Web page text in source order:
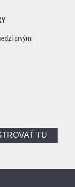
prvými
TU